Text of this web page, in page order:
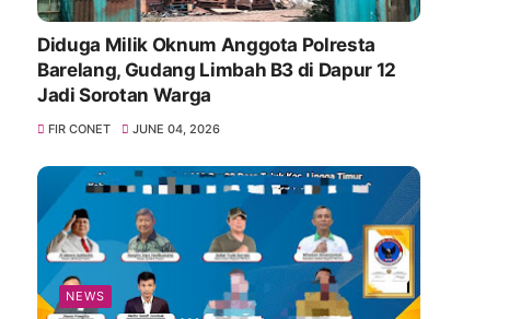
Diduga Milik Oknum Anggota Polresta
Barelang, Gudang Limbah B3 di Dapur 12
Jadi Sorotan Warga
FIR CONET JUNE 04, 2026
NEWS